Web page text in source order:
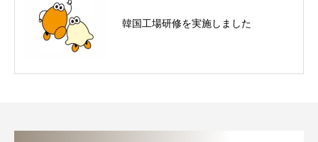
韓国工場研修を実施しました